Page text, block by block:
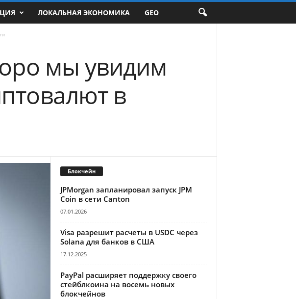
ЛОКАЛЬНАЯ ЭКОНОМИКА GEO
мы увидим
в
Блокчейн
JPMorgan запланировал запуск JPM
Coin в сети Canton
07.01.2026
Visa разрешит расчеты в USDC через
Solana для банков в США
17.12.2025
PayPal расширяет поддержку своего
стейблкоина на восемь новых
блокчейнов